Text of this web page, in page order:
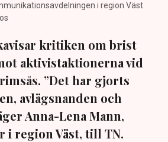
i region Väst.
kritiken om brist
aktivistaktionerna vid
”Det har gjorts
avlägsnanden och
Anna-Lena Mann,
i region Väst, till TN.